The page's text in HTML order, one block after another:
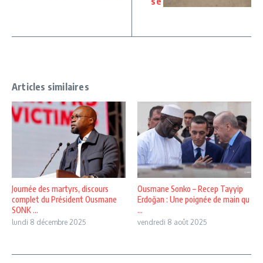
Articles similaires
Journée des martyrs, discours
complet du Président Ousmane
SONK ...
lundi 8 décembre 2025
Ousmane Sonko – Recep Tayyip
Erdoğan : Une poignée de main qu
...
vendredi 8 août 2025